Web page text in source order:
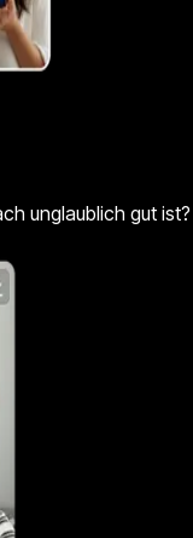
unglaublich gut